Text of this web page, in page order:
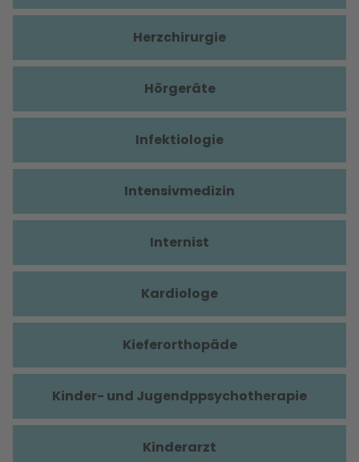
Herzchirurgie
Hörgeräte
Infektiologie
Intensivmedizin
Internist
Kardiologe
Kieferorthopäde
Kinder- und Jugendppsychotherapie
Kinderarzt